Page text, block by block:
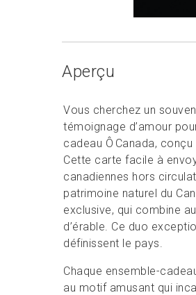
Aperçu
Vous cherchez un
témoignage d’amour
cadeau Ô Canada,
Cette carte facile à
canadiennes hors
patrimoine naturel du
exclusive, qui combine
d’érable. Ce duo
définissent le pays.
Chaque ensemble-
au motif amusant qui